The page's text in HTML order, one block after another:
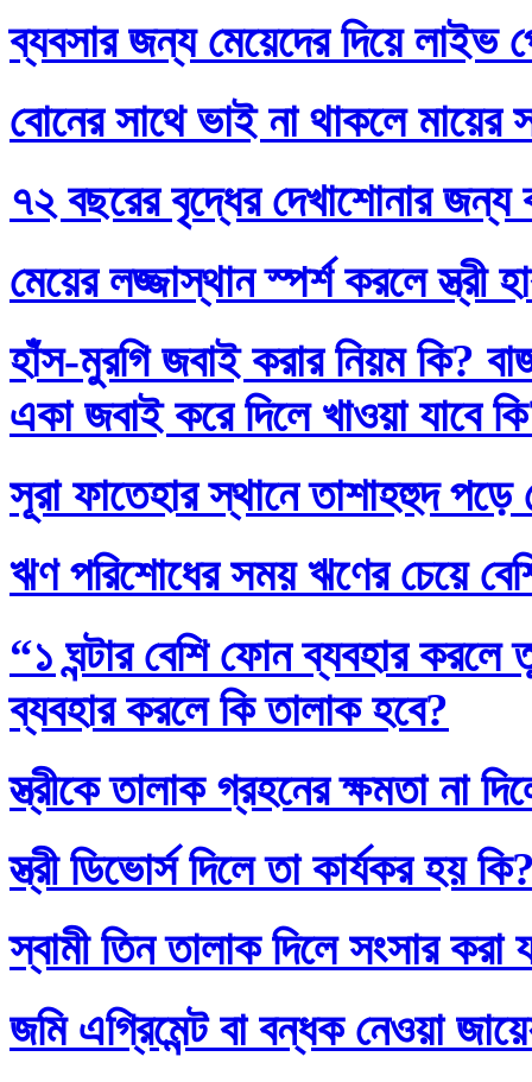
ব্যবসার জন্য মেয়েদের দিয়ে লাইভ
বোনের সাথে ভাই না থাকলে মায়ের
৭২ বছরের বৃদ্ধের দেখাশোনার জন্য
মেয়ের লজ্জাস্থান স্পর্শ করলে স্ত্রী
হাঁস-মুরগি জবাই করার নিয়ম কি?
একা জবাই করে দিলে খাওয়া যাবে
সূরা ফাতেহার স্থানে তাশাহহুদ
ঋণ পরিশোধের সময় ঋণের চেয়ে
“১ ঘন্টার বেশি ফোন ব্যবহার
ব্যবহার করলে কি তালাক হবে?
স্ত্রীকে তালাক গ্রহনের ক্ষমতা না
স্ত্রী ডিভোর্স দিলে তা কার্যকর হয়
স্বামী তিন তালাক দিলে সংসার করা
জমি এগ্রিমেন্ট বা বন্ধক নেওয়া